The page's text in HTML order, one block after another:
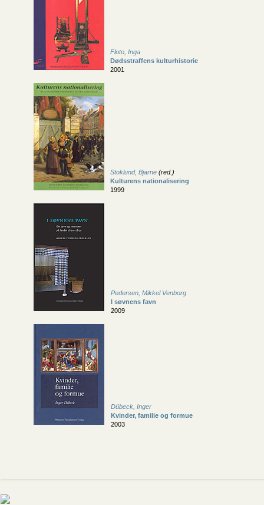
Floto, Inga
Dødsstraffens kulturhistorie
2001
Stoklund, Bjarne (red.)
Kulturens nationalisering
1999
Pedersen, Mikkel Venborg
I søvnens favn
2009
Dübeck, Inger
Kvinder, familie og formue
2003